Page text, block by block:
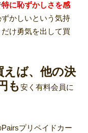
特に恥ずかしさを感
かしいという気持
け勇気を出して買
えば、他の決
も安く有料会員に
プリペイドカー